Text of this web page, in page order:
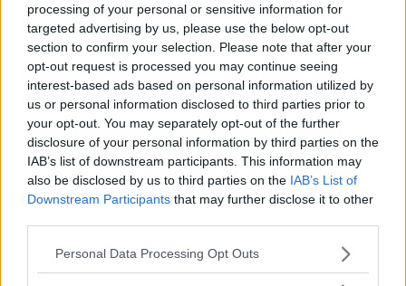
processing of your personal or sensitive information for
targeted advertising by us, please use the below opt-out
section to confirm your selection. Please note that after your
opt-out request is processed you may continue seeing
interest-based ads based on personal information utilized by
us or personal information disclosed to third parties prior to
your opt-out. You may separately opt-out of the further
disclosure of your personal information by third parties on the
IAB’s list of downstream participants. This information may
also be disclosed by us to third parties on the IAB’s List of
Downstream Participants that may further disclose it to other
Please note that this website/app uses one or more Google
Personal Data Processing Opt Outs
Förra 7-serien (lanserad 2001) var först ut i BMW:s då nya
designlinje och fick utstå hård kritik för sitt utseende.
Interiören hade klara drag av barockmöbel och
omdefinierade på många sätt hur en bil kan och bör se ut
inuti. Uppfriskande tyckte somliga, men sannerligen inte
alla.
Därför har målet för nya "sjuan" uppenbart varit att
normalisera. BMW-njurarna i fronten är visserligen större
växelväljaren har återvänt till mittkonsolen efter sin
tillfälliga utflykt till rattstången, instrumentrundlarna är